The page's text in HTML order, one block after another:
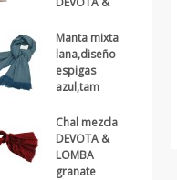
Manta mixta
lana,diseño
espigas
azul,tam
Chal mezcla
DEVOTA &
LOMBA
granate